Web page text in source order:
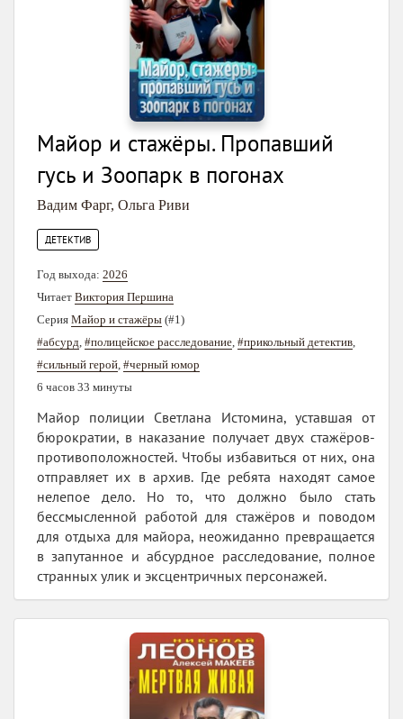
Майор и стажёры. Пропавший
гусь и Зоопарк в погонах
Вадим Фарг, Ольга Риви
ДЕТЕКТИВ
Год выхода: 2026
Читает Виктория Першина
Серия Майор и стажёры (#1)
#абсурд, #полицейское расследование, #прикольный детектив,
#сильный герой, #черный юмор
6 часов 33 минуты
Майор полиции Светлана Истомина, уставшая от
бюрократии, в наказание получает двух стажёров-
противоположностей. Чтобы избавиться от них, она
отправляет их в архив. Где ребята находят самое
нелепое дело. Но то, что должно было стать
бессмысленной работой для стажёров и поводом
для отдыха для майора, неожиданно превращается
в запутанное и абсурдное расследование, полное
странных улик и эксцентричных персонажей.